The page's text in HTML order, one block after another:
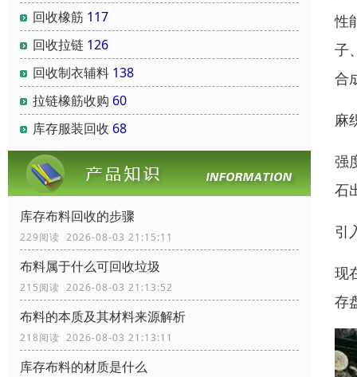
回收橡筋 117
回收拉链 126
回收制衣辅料 138
拉链橡筋收购 60
库存服装回收 68
库存布料回收的步骤
229阅读 2026-08-03 21:15:11
布料属于什么可回收垃圾
215阅读 2026-08-03 21:13:52
布料的本质及其材料来源解析
218阅读 2026-08-03 21:13:11
库存布料的材质是什么
性
子
合
麻
强
石
引
现
存